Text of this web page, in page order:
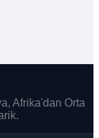
Afrika'dan Orta